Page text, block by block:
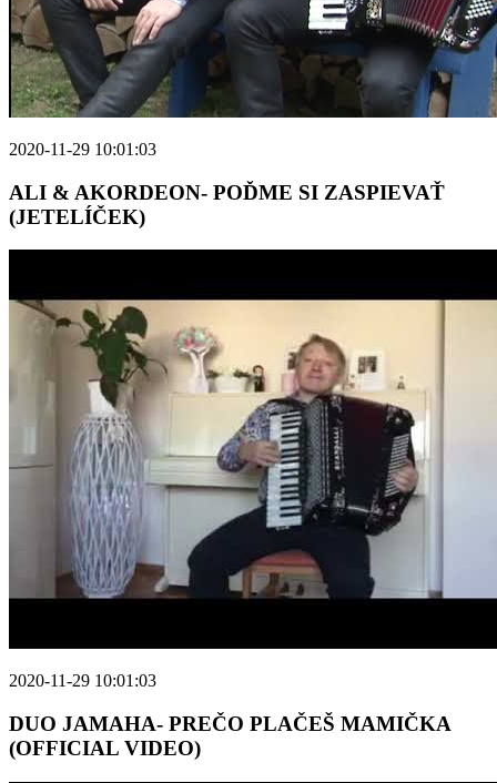
2020-11-29 10:01:03
ALI & AKORDEON- POĎME SI ZASPIEVAŤ
(JETELÍČEK)
2020-11-29 10:01:03
DUO JAMAHA- PREČO PLAČEŠ MAMIČKA
(OFFICIAL VIDEO)